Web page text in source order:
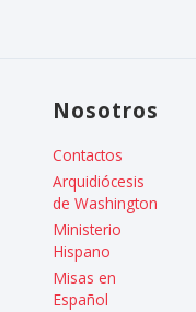
Nosotros
Contactos
Arquidiócesis
de Washington
Ministerio
Hispano
Misas en
Español